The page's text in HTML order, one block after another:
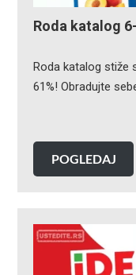
Roda katalog
Roda katalog stiže
61%! Obradujte
POGLEDAJ